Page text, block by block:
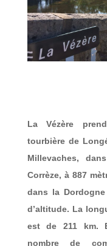
La Vézère
tourbière de
Millevaches,
Corrèze, à 887
dans la
d’altitude. La
est de 211 km.
nombre de